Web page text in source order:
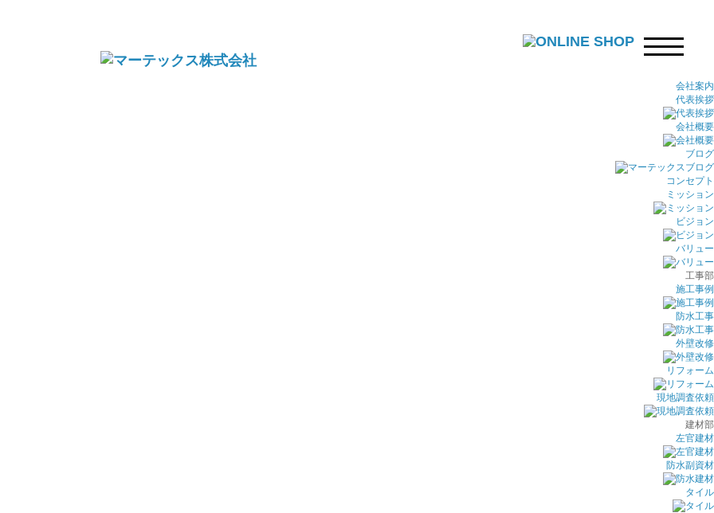
会社案内
代表挨拶
会社概要
ブログ
コンセプト
ミッション
ビジョン
バリュー
工事部
施工事例
防水工事
外壁改修
リフォーム
現地調査依頼
建材部
左官建材
防水副資材
タイル